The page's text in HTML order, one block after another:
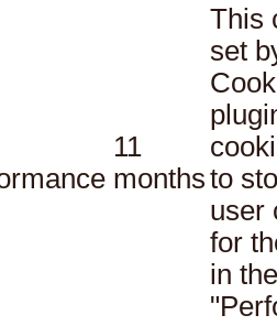
11
months
This
set
to
user
for
in